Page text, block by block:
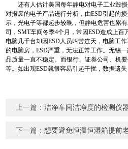
还有人估计美国每年静电对电子工业毁损
对报废的电子产品进行分析，由ESD引起的
示，光电子等都起步较晚，但静电危害也累
司，SMT车间冬季4个月，常因ESD造成上
电脑几千台却因ESD人员叫苦连天，电脑工
的电脑房，ESD严重，无法正常工作。无锡
品质量一直不稳定。而银行、证券公司、机
等。如出现ESD就很容易引起干扰，数据遗失
上一篇：洁净车间洁净度的检测仪器
下一篇：想要避免恒温恒湿箱提前